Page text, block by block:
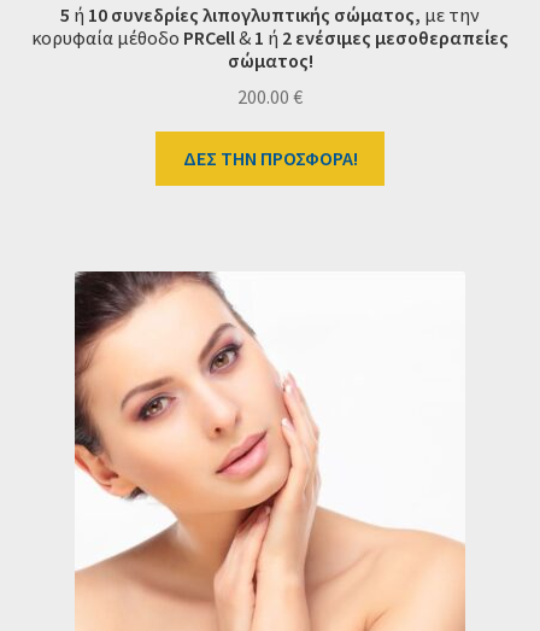
5 ή 10 συνεδρίες λιπογλυπτικής σώματος, με την
κορυφαία μέθοδο PRCell& 1 ή 2 ενέσιμες μεσοθεραπείες
σώματος!
200.00 €
ΔΕΣ ΤΗΝ ΠΡΟΣΦΟΡΑ!